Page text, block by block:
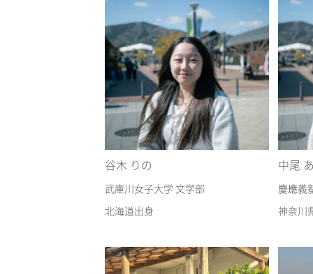
谷木 りの
武庫川女子大学 文学部
北海道出身
中尾
慶應義
神奈川